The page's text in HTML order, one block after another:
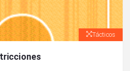
Tácticos